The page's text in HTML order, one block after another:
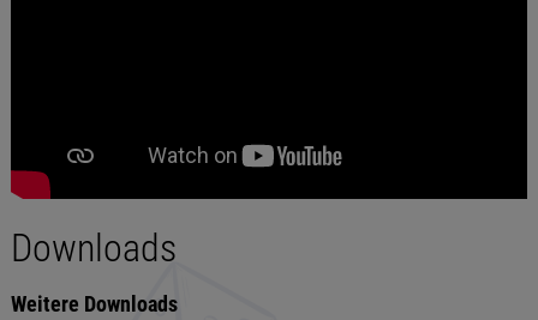
Downloads
Weitere Downloads